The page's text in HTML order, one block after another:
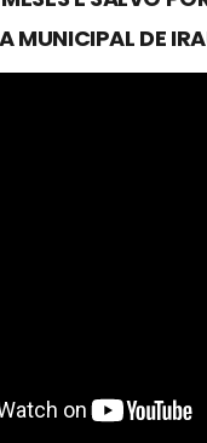
MUNICIPAL DE